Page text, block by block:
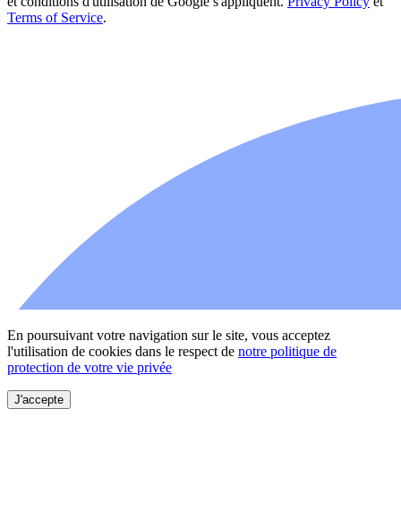
Terms of Service.
En poursuivant votre navigation sur le site, vous acceptez
l'utilisation de cookies dans le respect de notre politique de
protection de votre vie privée
J'accepte